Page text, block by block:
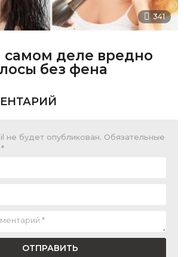
341
самом деле вредно
без фена
не будет опубликован. Обязательные
*